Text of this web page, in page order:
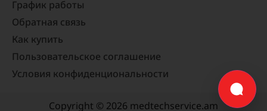
График работы
Обратная связь
Как купить
Пользовательское соглашение
Условия конфиденциональности
Copyright © 2026 medtechservice.am